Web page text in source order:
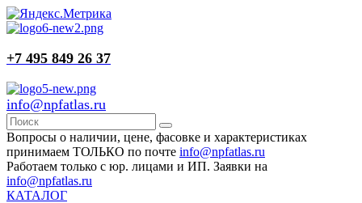
+7 495 849 26 37
info@npfatlas.ru
Вопросы о наличии, цене, фасовке и характеристиках
принимаем ТОЛЬКО по почте info@npfatlas.ru
Работаем только с юр. лицами и ИП. Заявки на
info@npfatlas.ru
КАТАЛОГ